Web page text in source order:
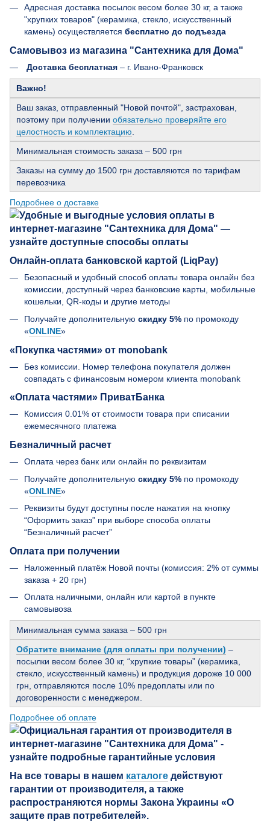
Адресная доставка посылок весом более 30 кг, а также
"хрупких товаров" (керамика, стекло, искусственный
камень) осуществляется бесплатно до подъезда
Самовывоз из магазина "Сантехника для Дома"
Доставка бесплатная – г. Ивано-Франковск
Важно!
Ваш заказ, отправленный "Новой почтой", застрахован,
поэтому при получении обязательно проверяйте его
целостность и комплектацию
Минимальная стоимость заказа – 500 грн
Заказы на сумму до 1500 грн доставляются по тарифам
перевозчика
Подробнее о доставке
Онлайн-оплата банковской картой (LiqPay)
Безопасный и удобный способ оплаты товара онлайн без
комиссии, доступный через банковские карты, мобильные
кошельки, QR-коды и другие методы
Получайте дополнительную скидку 5% по промокоду
«ONLINE»
«Покупка частями» от monobank
Без комиссии. Номер телефона покупателя должен
совпадать с финансовым номером клиента monobank
«Оплата частями» ПриватБанка
Комиссия 0.01% от стоимости товара при списании
ежемесячного платежа
Безналичный расчет
Оплата через банк или онлайн по реквизитам
Получайте дополнительную скидку 5% по промокоду
«ONLINE»
Реквизиты будут доступны после нажатия на кнопку
“Оформить заказ” при выборе способа оплаты
“Безналичный расчет”
Оплата при получении
Наложенный платёж Новой почты (комиссия: 2% от суммы
заказа + 20 грн)
Оплата наличными, онлайн или картой в пункте
самовывоза
Минимальная сумма заказа – 500 грн
Обратите внимание (для оплаты при получении) –
посылки весом более 30 кг, “хрупкие товары” (керамика,
стекло, искусственный камень) и продукция дороже 10 000
грн, отправляются после 10% предоплаты или по
договоренности с менеджером.
Подробнее об оплате
На все товары в нашем каталоге действуют
гарантии от производителя, а также
распространяются нормы Закона Украины «О
защите прав потребителей».